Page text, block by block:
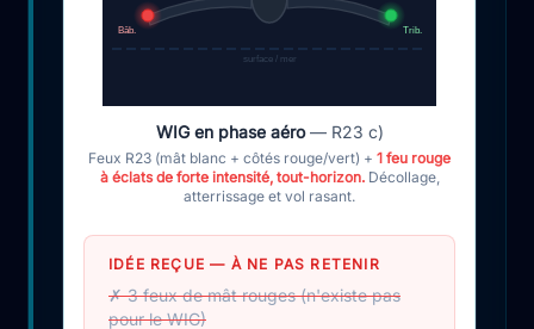
surface / mer
Bâb. Trib.
WIG en phase aéro— R23 c)
Feux R23 (mât blanc + côtés rouge/vert) + 1 feu rouge
à éclats de forte intensité, tout-horizon.Décollage,
atterrissage et vol rasant.
IDÉE REÇUE — À NE PAS RETENIR
✗ 3 feux de mât rouges (n'existe pas
pour le WIG)